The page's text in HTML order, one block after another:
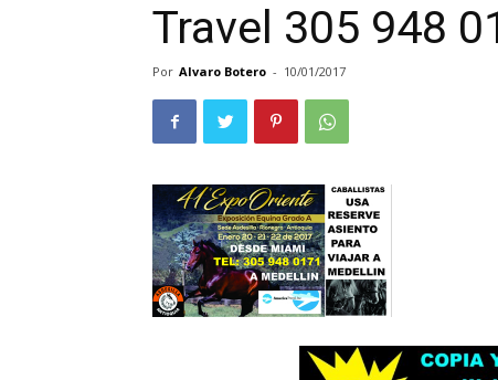
Travel 305 948
Por Alvaro Botero - 10/01/2017